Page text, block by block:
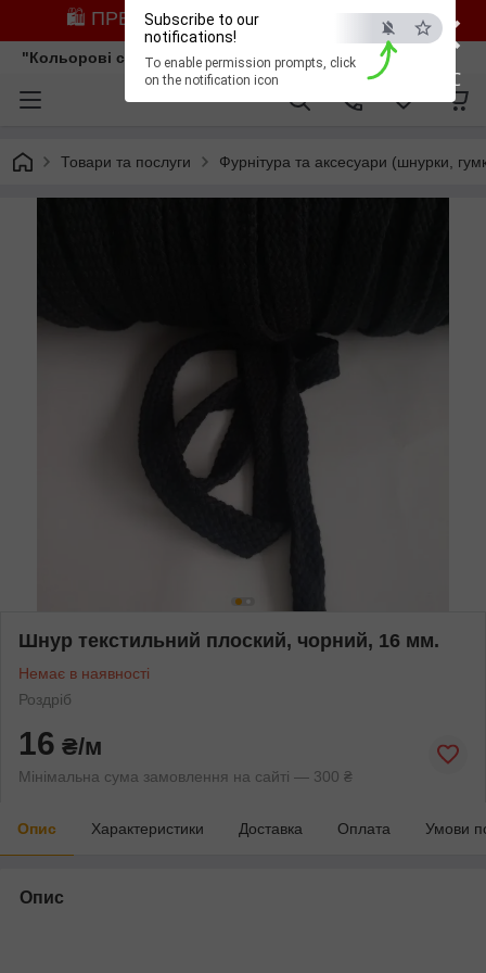
×
ESC
Subscribe to our
notifications!
To enable permission prompts, click
on the notification icon
🛍️ ПРЕДЗАМОВЛЕННЯ ЗІ ЗНИЖКОЮ
"Кольорові сни"
Товари та послуги Фурнітура та аксесуари (шнурки,
Шнур текстильний плоский, чорний, 16 мм.
Немає в наявності
Роздріб
16 ₴/м
Мінімальна сума замовлення на сайті — 300 ₴
Опис Характеристики Доставка Оплата Умови
Опис